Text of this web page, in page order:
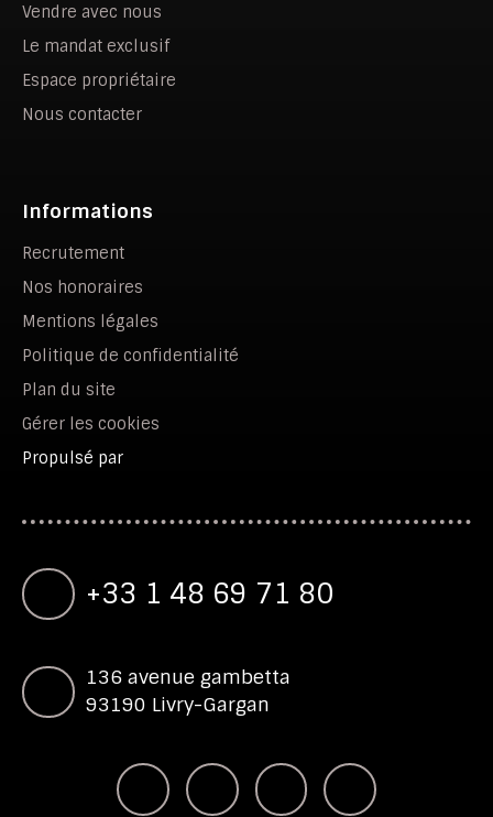
Vendre avec nous
Le mandat exclusif
Espace propriétaire
Nous contacter
Informations
Recrutement
Nos honoraires
Mentions légales
Politique de confidentialité
Plan du site
Gérer les cookies
Propulsé par
+33 1 48 69 71 80
136 avenue gambetta
93190 Livry-Gargan